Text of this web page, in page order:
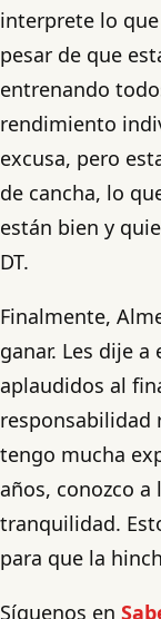
interprete lo
pesar de que
entrenando
rendimiento
excusa, pero
de cancha, lo
están bien y
DT.
Finalmente,
ganar. Les dije
aplaudidos al
responsabilidad
tengo mucha
años, conozco
tranquilidad.
para que la
Síguenos en